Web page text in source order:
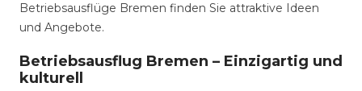
Betriebsausflüge Bremen finden Sie attraktive Ideen
und Angebote.
Betriebsausflug Bremen – Einzigartig und
kulturell